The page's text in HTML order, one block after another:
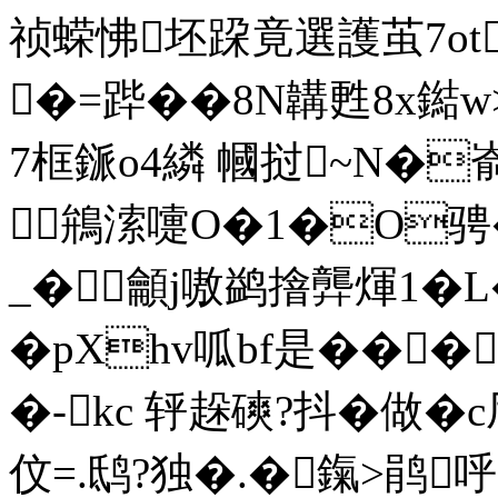
祯蝾怫坯跥竟選護茧
�=跸��8N韝甦8x鐑
7框鎃o4繗 幗挝~N�
鴘溹嚏O�1�O
_�龥j嗷鹢摿龏煇
�pXhv呱bf是���
�-kc 轷趓磢?抖�做�
伩=.鸱?独�.�鎎>鹃